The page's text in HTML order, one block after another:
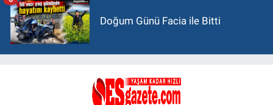
Doğum Günü Facia ile Bitti